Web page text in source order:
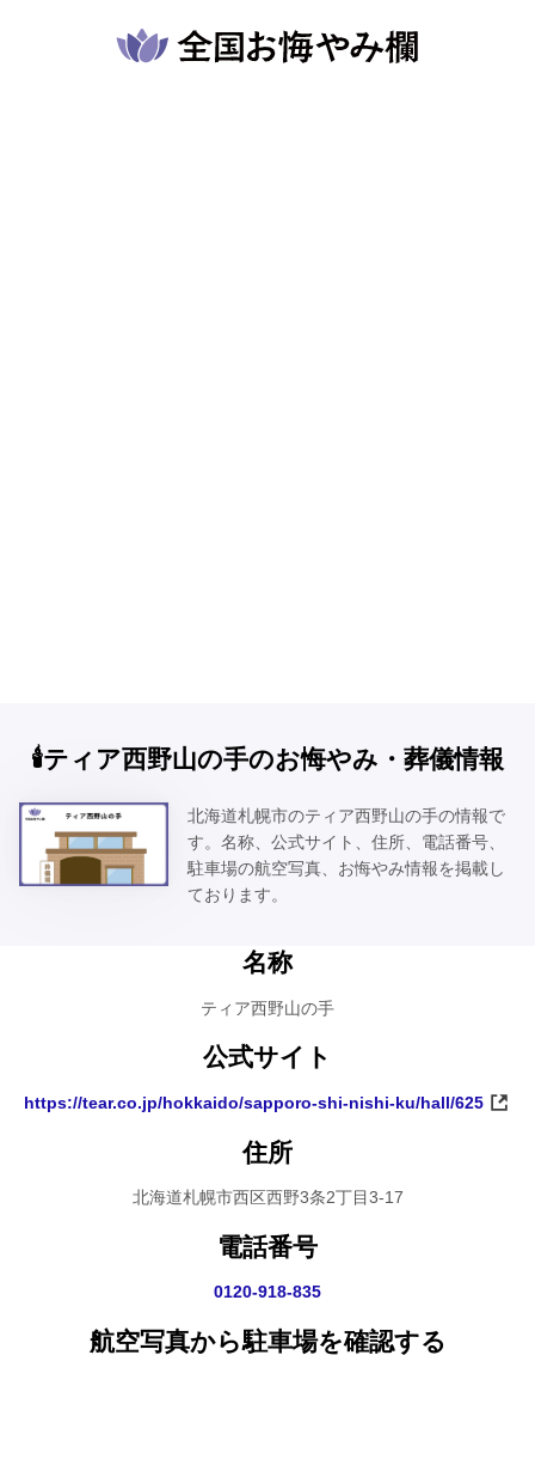
🕯️ティア西野山の手のお悔やみ・葬儀情報
北海道札幌市のティア西野山の手の情報で
す。名称、公式サイト、住所、電話番号、
駐車場の航空写真、お悔やみ情報を掲載し
ております。
名称
ティア西野山の手
公式サイト
https://tear.co.jp/hokkaido/sapporo-shi-nishi-ku/hall/625
住所
北海道札幌市西区西野3条2丁目3-17
電話番号
0120-918-835
航空写真から駐車場を確認する